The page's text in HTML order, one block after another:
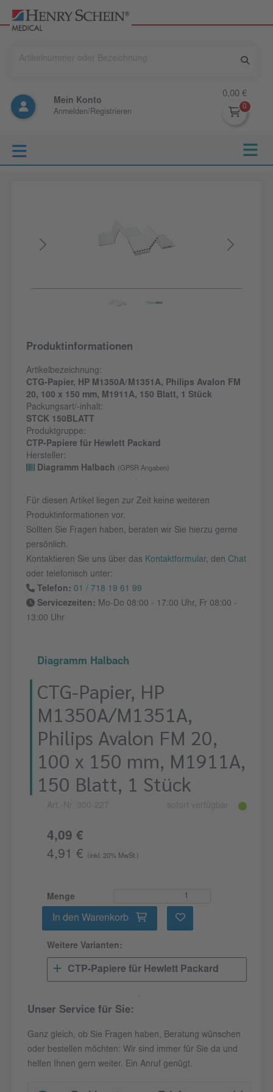
Mein Konto
Anmelden/Registrieren
0,00 €
Produktinformationen
Artikelbezeichnung:
CTG-Papier, HP M1350A/M1351A, Philips Avalon FM
20, 100 x 150 mm, M1911A, 150 Blatt, 1 Stück
Packungsart/-inhalt:
STCK 150BLATT
Produktgruppe:
CTP-Papiere für Hewlett Packard
Hersteller:
Diagramm Halbach
(GPSR Angaben)
Für diesen Artikel liegen zur Zeit keine weiteren
Produktinformationen vor.
Sollten Sie Fragen haben, beraten wir Sie hierzu gerne
persönlich.
Kontaktieren Sie uns über das Kontaktformular, den Chat
oder telefonisch unter:
Telefon: 01 / 718 19 61 99
Servicezeiten: Mo-Do 08:00 - 17:00 Uhr, Fr 08:00 -
13:00 Uhr
Diagramm Halbach
CTG-Papier, HP
M1350A/M1351A,
Philips Avalon FM 20,
100 x 150 mm, M1911A,
150 Blatt, 1 Stück
Art.-Nr. 300-227 sofort verfügbar
4,09 €
4,91 €
(inkl. 20% MwSt.)
Menge
In den Warenkorb
Weitere Varianten:
CTP-Papiere für Hewlett Packard
Unser Service für Sie:
Ganz gleich, ob Sie Fragen haben, Beratung wünschen
oder bestellen möchten: Wir sind immer für Sie da und
helfen Ihnen gern weiter. Ein Anruf genügt.